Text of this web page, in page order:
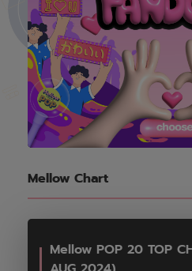
Mellow Chart
Mellow POP 20 TOP